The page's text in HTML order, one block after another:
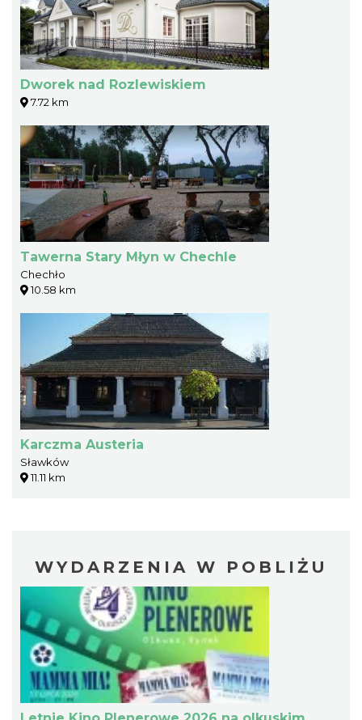
Dworek nad Rozlewiskiem
7.72 km
Tawerna Stary Młyn w Chechle
Chechło
10.58 km
Karczma Austeria
Sławków
11.11 km
WYDARZENIA W POBLIŻU